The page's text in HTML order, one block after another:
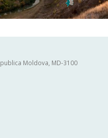
Moldova, MD-3100